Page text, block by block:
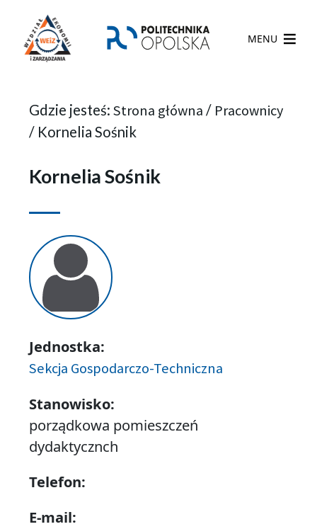
MENU
Gdzie jesteś: Strona główna / Pracownicy
/ Kornelia Sośnik
Kornelia Sośnik
Jednostka:
Sekcja Gospodarczo-Techniczna
Stanowisko:
porządkowa pomieszczeń
dydaktycznch
Telefon:
E-mail: